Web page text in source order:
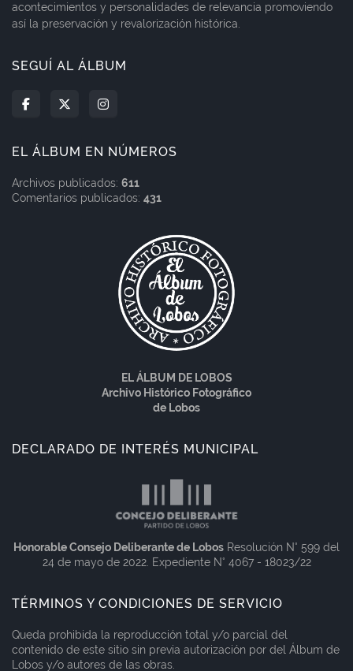
acontecimientos y personalidades de relevancia promoviendo
así la preservación y revalorización histórica.
SEGUÍ AL ÁLBUM
EL ÁLBUM EN NÚMEROS
Archivos publicados: 611
Comentarios publicados: 431
EL ÁLBUM DE LOBOS
Archivo Histórico Fotográfico
de Lobos
DECLARADO DE INTERÉS MUNICIPAL
Honorable Consejo Deliberante de Lobos Resolución N° 599 del
24 de mayo de 2022. Expediente N° 4067 - 18023/22
TÉRMINOS Y CONDICIONES DE SERVICIO
Queda prohibida la reproducción total y/o parcial del
contenido de este sitio sin previa autorización por del Álbum de
Lobos y/o autores de las obras.